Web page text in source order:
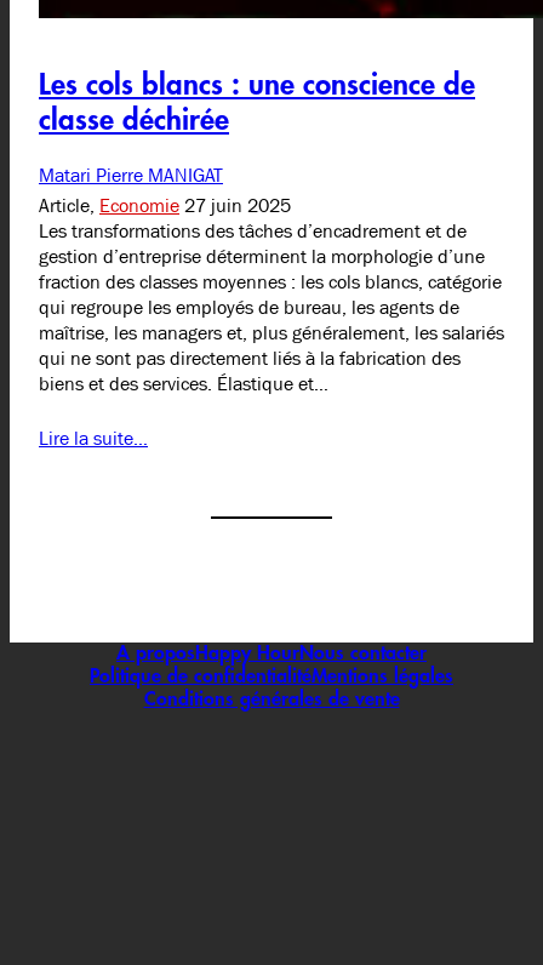
Les cols blancs : une conscience de
classe déchirée
Matari Pierre MANIGAT
Article, Economie27 juin 2025
Les transformations des tâches d’encadrement et de
gestion d’entreprise déterminent la morphologie d’une
fraction des classes moyennes : les cols blancs, catégorie
qui regroupe les employés de bureau, les agents de
maîtrise, les managers et, plus généralement, les salariés
qui ne sont pas directement liés à la fabrication des
biens et des services. Élastique et…
Lire la suite…
A propos Happy HourNous contacter
Politique de confidentialitéMentions légales
Conditions générales de vente